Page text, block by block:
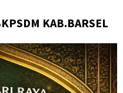
KAB.BARSEL